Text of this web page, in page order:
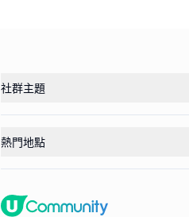
社群主題
熱門地點